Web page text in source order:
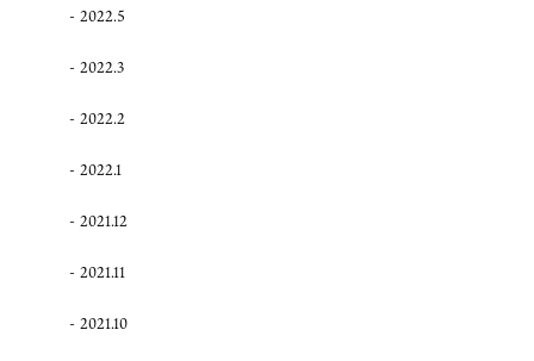
2022.5
2022.3
2022.2
2022.1
2021.12
2021.11
2021.10